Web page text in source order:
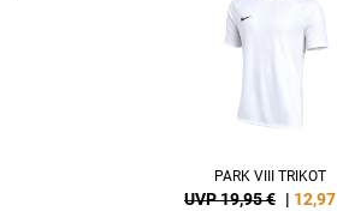
PARK VIII TRIKOT
UVP 19,95 € | 12,97